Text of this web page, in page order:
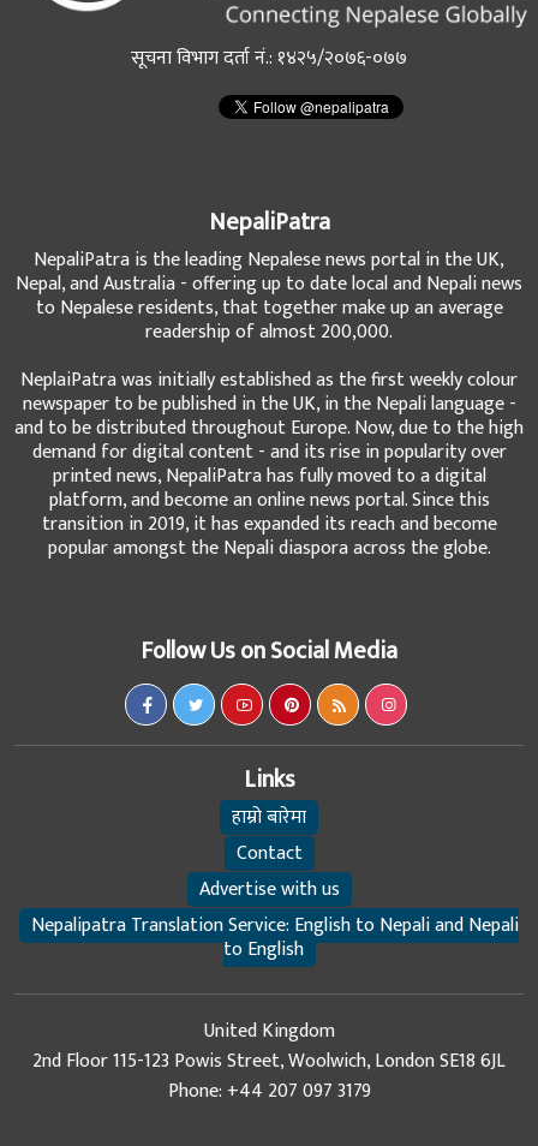
सूचना विभाग दर्ता नं.: १४२५/२०७६-०७७
NepaliPatra
NepaliPatra is the leading Nepalese news portal in the UK,
Nepal, and Australia - offering up to date local and Nepali news
to Nepalese residents, that together make up an average
readership of almost 200,000.
NeplaiPatra was initially established as the first weekly colour
newspaper to be published in the UK, in the Nepali language -
and to be distributed throughout Europe. Now, due to the high
demand for digital content - and its rise in popularity over
printed news, NepaliPatra has fully moved to a digital
platform, and become an online news portal. Since this
transition in 2019, it has expanded its reach and become
popular amongst the Nepali diaspora across the globe.
Follow Us on Social Media
Links
हाम्रो बारेमा
Contact
Advertise with us
Nepalipatra Translation Service: English to Nepali and Nepali
to English
United Kingdom
2nd Floor 115-123 Powis Street, Woolwich, London SE18 6JL
Phone: +44 207 097 3179